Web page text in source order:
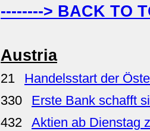
--------> BACK TO
Austria
21
Handelsstart der
330
Erste Bank schafft
432
Aktien ab Dienstag